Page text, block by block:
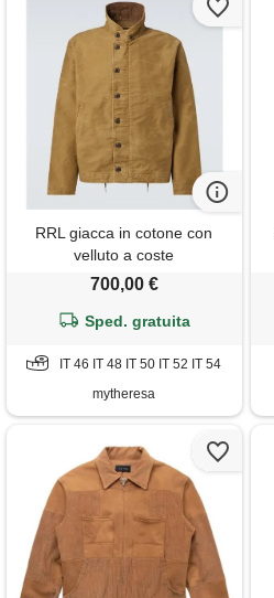
RRL giacca in cotone con
velluto a coste
700,00 €
Sped. gratuita
IT 46 IT 48 IT 50 IT 52 IT 54
mytheresa